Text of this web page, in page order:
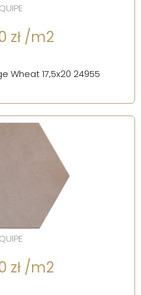
zł /m2
Wheat 17,5x20 24955
zł /m2